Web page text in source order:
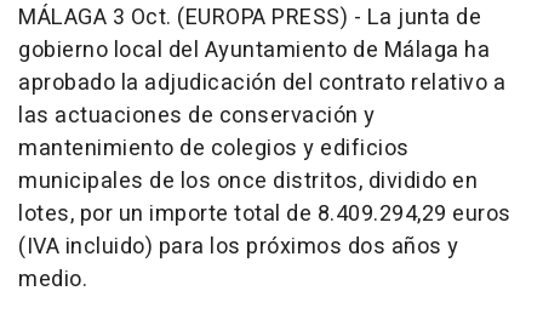
MÁLAGA 3 Oct. (EUROPA PRESS) - La junta de
gobierno local del Ayuntamiento de Málaga ha
aprobado la adjudicación del contrato relativo a
las actuaciones de conservación y
mantenimiento de colegios y edificios
municipales de los once distritos, dividido en
lotes, por un importe total de 8.409.294,29 euros
(IVA incluido) para los próximos dos años y
medio.